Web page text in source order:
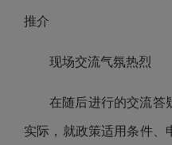
推介
现场交流气氛热烈
在随后进行的交流答
实际，就政策适用条件、